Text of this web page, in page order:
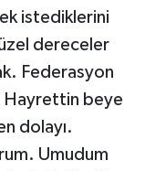
istediklerini
dereceler
Federasyon
Hayrettin beye
dolayı.
Umudum